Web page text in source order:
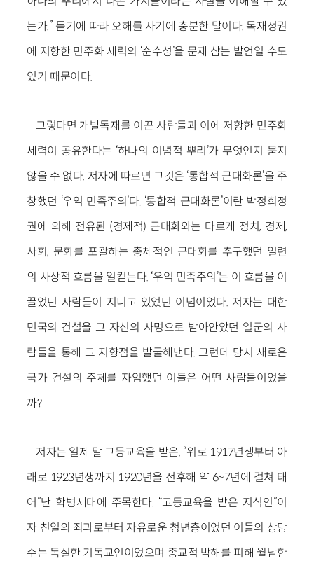
는가.” 듣기에 따라 오해를 사기에 충분한 말이다. 독재정권
에 저항한 민주화 세력의 ‘순수성’을 문제 삼는 발언일 수도
있기 때문이다.
그렇다면 개발독재를 이끈 사람들과 이에 저항한 민주화
세력이 공유한다는 ‘하나의 이념적 뿌리’가 무엇인지 묻지
않을 수 없다. 저자에 따르면 그것은 ‘통합적 근대화론’을 주
창했던 ‘우익 민족주의’다. ‘통합적 근대화론’이란 박정희정
권에 의해 전유된 (경제적) 근대화와는 다르게 정치, 경제,
사회, 문화를 포괄하는 총체적인 근대화를 추구했던 일련
의 사상적 흐름을 일컫는다. ‘우익 민족주의’는 이 흐름을 이
끌었던 사람들이 지니고 있었던 이념이었다. 저자는 대한
민국의 건설을 그 자신의 사명으로 받아안았던 일군의 사
람들을 통해 그 지향점을 발굴해낸다. 그런데 당시 새로운
국가 건설의 주체를 자임했던 이들은 어떤 사람들이었을
까?
저자는 일제 말 고등교육을 받은, “위로 1917년생부터 아
래로 1923년생까지 1920년을 전후해 약 6~7년에 걸쳐 태
어”난 학병세대에 주목한다. “고등교육을 받은 지식인”이
자 친일의 죄과로부터 자유로운 청년층이었던 이들의 상당
수는 독실한 기독교인이었으며 종교적 박해를 피해 월남한